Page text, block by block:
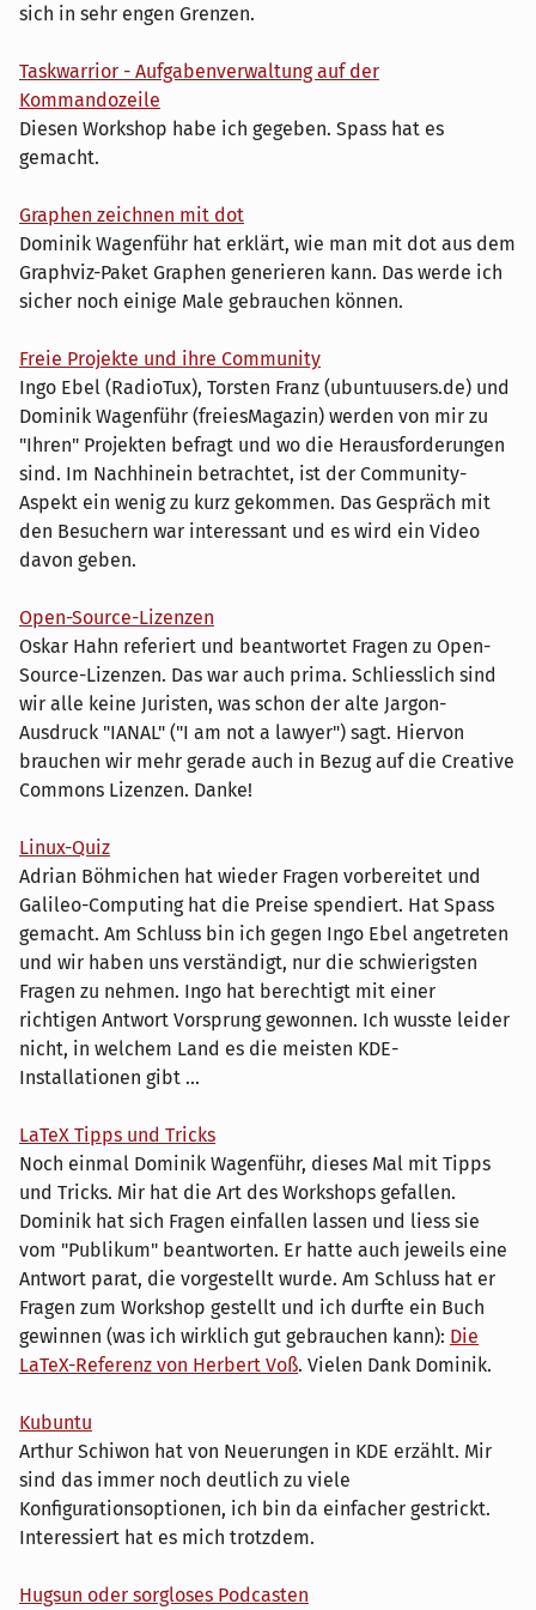
sich in sehr engen Grenzen.
Taskwarrior - Aufgabenverwaltung auf der
Kommandozeile
Diesen Workshop habe ich gegeben. Spass hat es
gemacht.
Graphen zeichnen mit dot
Dominik Wagenführ hat erklärt, wie man mit dot aus dem
Graphviz-Paket Graphen generieren kann. Das werde ich
sicher noch einige Male gebrauchen können.
Freie Projekte und ihre Community
Ingo Ebel (RadioTux), Torsten Franz (ubuntuusers.de) und
Dominik Wagenführ (freiesMagazin) werden von mir zu
"Ihren" Projekten befragt und wo die Herausforderungen
sind. Im Nachhinein betrachtet, ist der Community-
Aspekt ein wenig zu kurz gekommen. Das Gespräch mit
den Besuchern war interessant und es wird ein Video
davon geben.
Open-Source-Lizenzen
Oskar Hahn referiert und beantwortet Fragen zu Open-
Source-Lizenzen. Das war auch prima. Schliesslich sind
wir alle keine Juristen, was schon der alte Jargon-
Ausdruck "IANAL" ("I am not a lawyer") sagt. Hiervon
brauchen wir mehr gerade auch in Bezug auf die Creative
Commons Lizenzen. Danke!
Linux-Quiz
Adrian Böhmichen hat wieder Fragen vorbereitet und
Galileo-Computing hat die Preise spendiert. Hat Spass
gemacht. Am Schluss bin ich gegen Ingo Ebel angetreten
und wir haben uns verständigt, nur die schwierigsten
Fragen zu nehmen. Ingo hat berechtigt mit einer
richtigen Antwort Vorsprung gewonnen. Ich wusste leider
nicht, in welchem Land es die meisten KDE-
Installationen gibt ...
LaTeX Tipps und Tricks
Noch einmal Dominik Wagenführ, dieses Mal mit Tipps
und Tricks. Mir hat die Art des Workshops gefallen.
Dominik hat sich Fragen einfallen lassen und liess sie
vom "Publikum" beantworten. Er hatte auch jeweils eine
Antwort parat, die vorgestellt wurde. Am Schluss hat er
Fragen zum Workshop gestellt und ich durfte ein Buch
gewinnen (was ich wirklich gut gebrauchen kann): Die
LaTeX-Referenz von Herbert Voß. Vielen Dank Dominik.
Kubuntu
Arthur Schiwon hat von Neuerungen in KDE erzählt. Mir
sind das immer noch deutlich zu viele
Konfigurationsoptionen, ich bin da einfacher gestrickt.
Interessiert hat es mich trotzdem.
Hugsun oder sorgloses Podcasten